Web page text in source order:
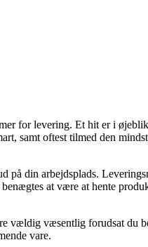
for levering. Et hit er i
samt oftest tilmed den
din arbejdsplads.
at være at hente
væsentlig forudsat du
vare.